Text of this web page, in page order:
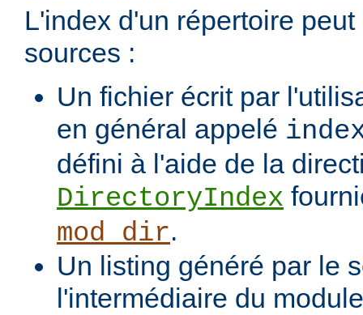
L'index d'un répertoire
sources :
Un fichier écrit par
en général appelé
défini à l'aide de la
DirectoryIndex
mod_dir.
Un listing généré par le
l'intermédiaire du